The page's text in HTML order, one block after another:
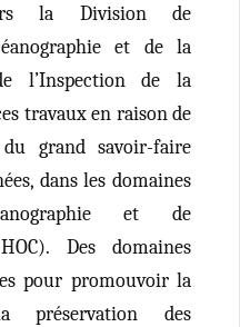
la Division de
et de la
l’Inspection de la
travaux en raison de
grand savoir-faire
dans les domaines
et de
Des domaines
pour promouvoir la
préservation des